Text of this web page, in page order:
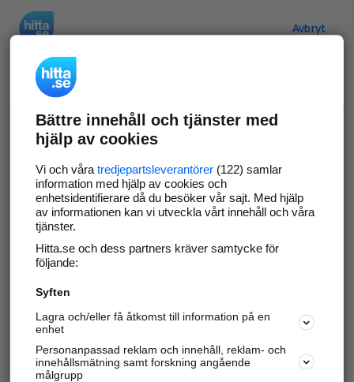
Avbryt
Verifiera ditt företag
Gör som 69 550företag
företagssida på hitta.se och syns bättre mot
kunder i ditt närområde. Helt kostnadsfritt.
Uppdatera din företagsinformation
Svara på och hantera dina omdömen
Har du redan verifierat ditt företag? Logga in
Bättre innehåll och tjänster med
hjälp av cookies
Vi och våra tredjepartsleverantörer(122) samlar
information med hjälp av cookies och
enhetsidentifierare då du besöker vår sajt. Med hjälp
av informationen kan vi utveckla vårt innehåll och våra
tjänster.
Hitta.se och dess partners kräver samtycke för
följande:
Syften
Lagra och/eller få åtkomst till information på en
enhet
Personanpassad reklam och innehåll, reklam- och
innehållsmätning samt forskning angående
målgrupp